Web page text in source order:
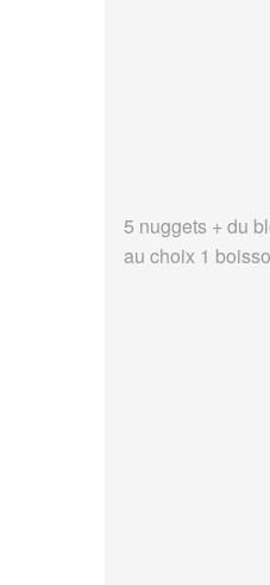
5 nuggets + du
au choix 1